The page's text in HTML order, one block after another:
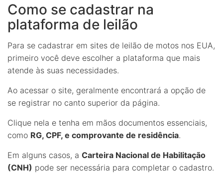
Como se cadastrar na
plataforma de leilão
Para se cadastrar em sites de leilão de motos nos EUA,
primeiro você deve escolher a plataforma que mais
atende às suas necessidades.
Ao acessar o site, geralmente encontrará a opção de
se registrar no canto superior da página.
Clique nela e tenha em mãos documentos essenciais,
como RG, CPF, e comprovante de residência.
Em alguns casos, a Carteira Nacional de Habilitação
(CNH) pode ser necessária para completar o cadastro.